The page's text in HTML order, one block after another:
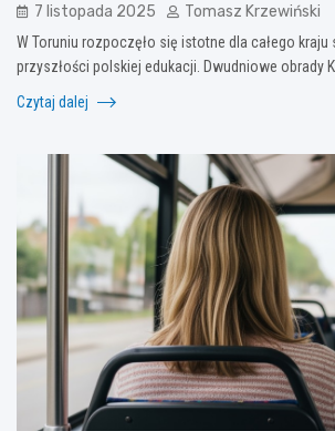
7 listopada 2025 Tomasz Krzewiński
W Toruniu rozpoczęło się istotne dla całego
przyszłości polskiej edukacji. Dwudniowe obrady
Czytaj dalej